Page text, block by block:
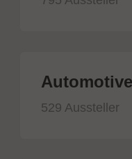
529 Aussteller